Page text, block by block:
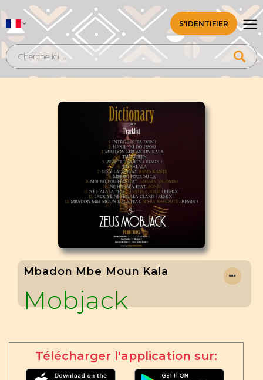
S'IDENTIFIER
Mbadon Mbe Moun Kala
Mobjack
Télécharger l'application sur: